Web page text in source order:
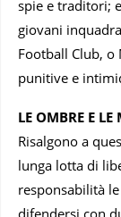
spie e traditori;
giovani
Football Club, o
punitive e
LE OMBRE E LE
Risalgono a
lunga lotta di
responsabilità